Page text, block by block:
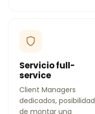
Servicio full-
service
Client Managers
dedicados, posibilidad
de montar una